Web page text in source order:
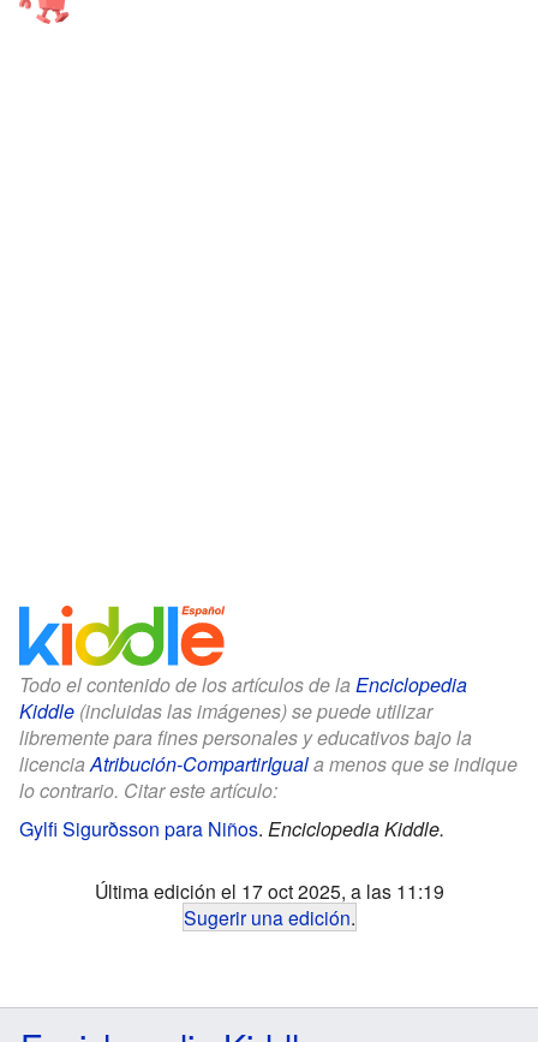
Todo el contenido de los artículos de la Enciclopedia
Kiddle (incluidas las imágenes) se puede utilizar
libremente para fines personales y educativos bajo la
licenciaAtribución-CompartirIguala menos que se indique
lo contrario. Citar este artículo:
Gylfi Sigurðsson para Niños. Enciclopedia Kiddle.
Última edición el 17 oct 2025, a las 11:19
Sugerir una edición.